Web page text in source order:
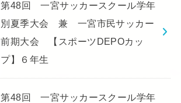
第48回 一宮サッカースクール学年
別夏季大会 兼 一宮市民サッカー
前期大会 【スポーツDEPOカッ
プ】６年生
第48回 一宮サッカースクール学年